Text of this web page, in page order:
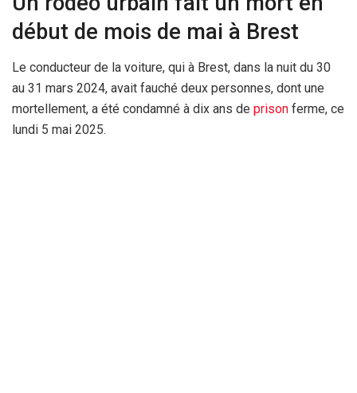
début de mois de mai à Brest
Le conducteur de la voiture, qui à Brest, dans la nuit du 30
au 31 mars 2024, avait fauché deux personnes, dont une
mortellement, a été condamné à dix ans de prison ferme, ce
lundi 5 mai 2025.